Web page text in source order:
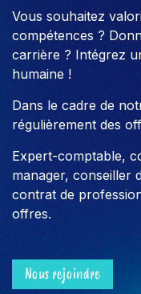
Vous souhaitez
compétences ?
carrière ? Intégrez
humaine !
Dans le cadre de
régulièrement des
Expert-comptable,
manager, conseiller
contrat de
offres.
Nous rejoindre